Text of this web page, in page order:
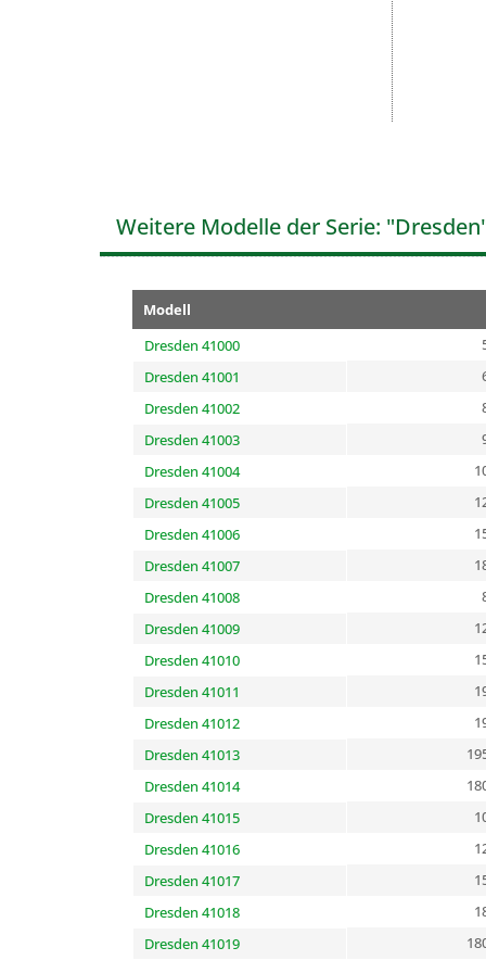
Weitere Modelle der Serie:
Modell
Dresden 41000
Dresden 41001
Dresden 41002
Dresden 41003
Dresden 41004
Dresden 41005
Dresden 41006
Dresden 41007
Dresden 41008
Dresden 41009
Dresden 41010
Dresden 41011
Dresden 41012
Dresden 41013
Dresden 41014
Dresden 41015
Dresden 41016
Dresden 41017
Dresden 41018
Dresden 41019